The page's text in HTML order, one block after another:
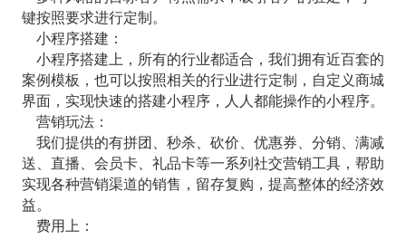
键按照要求进行定制。
小程序搭建：
小程序搭建上，所有的行业都适合，我们拥有近百套的
案例模板，也可以按照相关的行业进行定制，自定义商城
界面，实现快速的搭建小程序，人人都能操作的小程序。
营销玩法：
我们提供的有拼团、秒杀、砍价、优惠券、分销、满减
送、直播、会员卡、礼品卡等一系列社交营销工具，帮助
实现各种营销渠道的销售，留存复购，提高整体的经济效
益。
费用上：